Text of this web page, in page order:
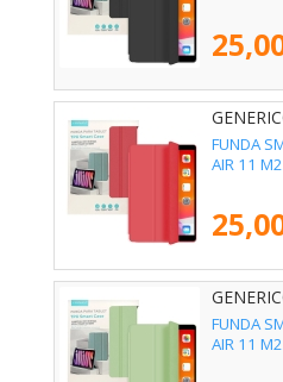
FUNDA
AIR 11
FUNDA
AIR 11